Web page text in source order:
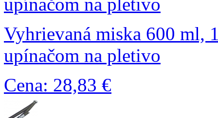
Vyhrievaná miska 600 ml,
upínačom na pletivo
Cena: 28,83 €